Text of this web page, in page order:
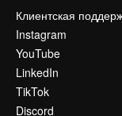
Клиентская
Instagram
YouTube
LinkedIn
TikTok
Discord